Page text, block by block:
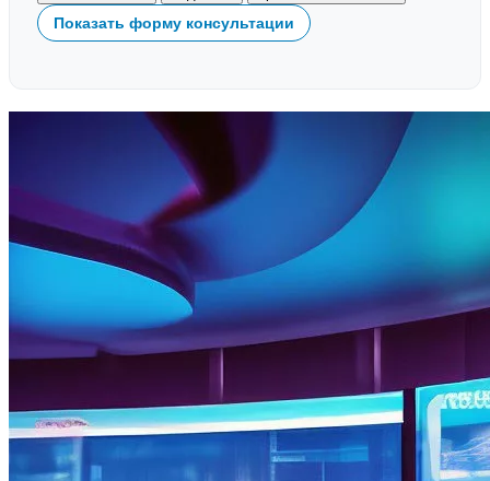
Показать форму консультации